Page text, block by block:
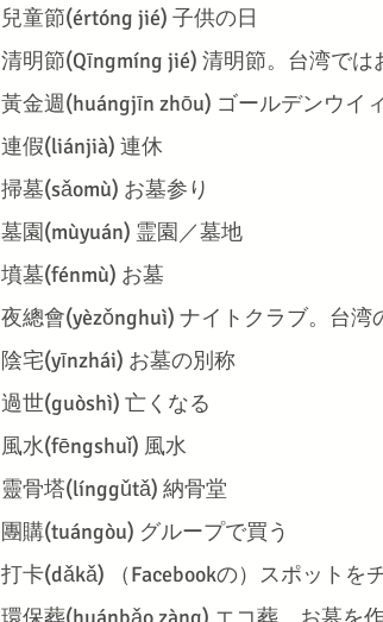
兒童節(értóng jié) 子供の日
清明節(Qīngmíng jié) 清明節。台湾では
黃金週(huángjīn zhōu) ゴールデンウイ
連假(liánjià) 連休
掃墓(sǎomù) お墓参り
墓園(mùyuán) 霊園／墓地
墳墓(fénmù) お墓
夜總會(yèzǒnghuì) ナイトクラブ。台
陰宅(yīnzhái) お墓の別称
過世(guòshì) 亡くなる
風水(fēngshuǐ) 風水
靈骨塔(línggǔtǎ) 納骨堂
團購(tuángòu) グループで買う
打卡(dǎkǎ) （Facebookの）スポットを